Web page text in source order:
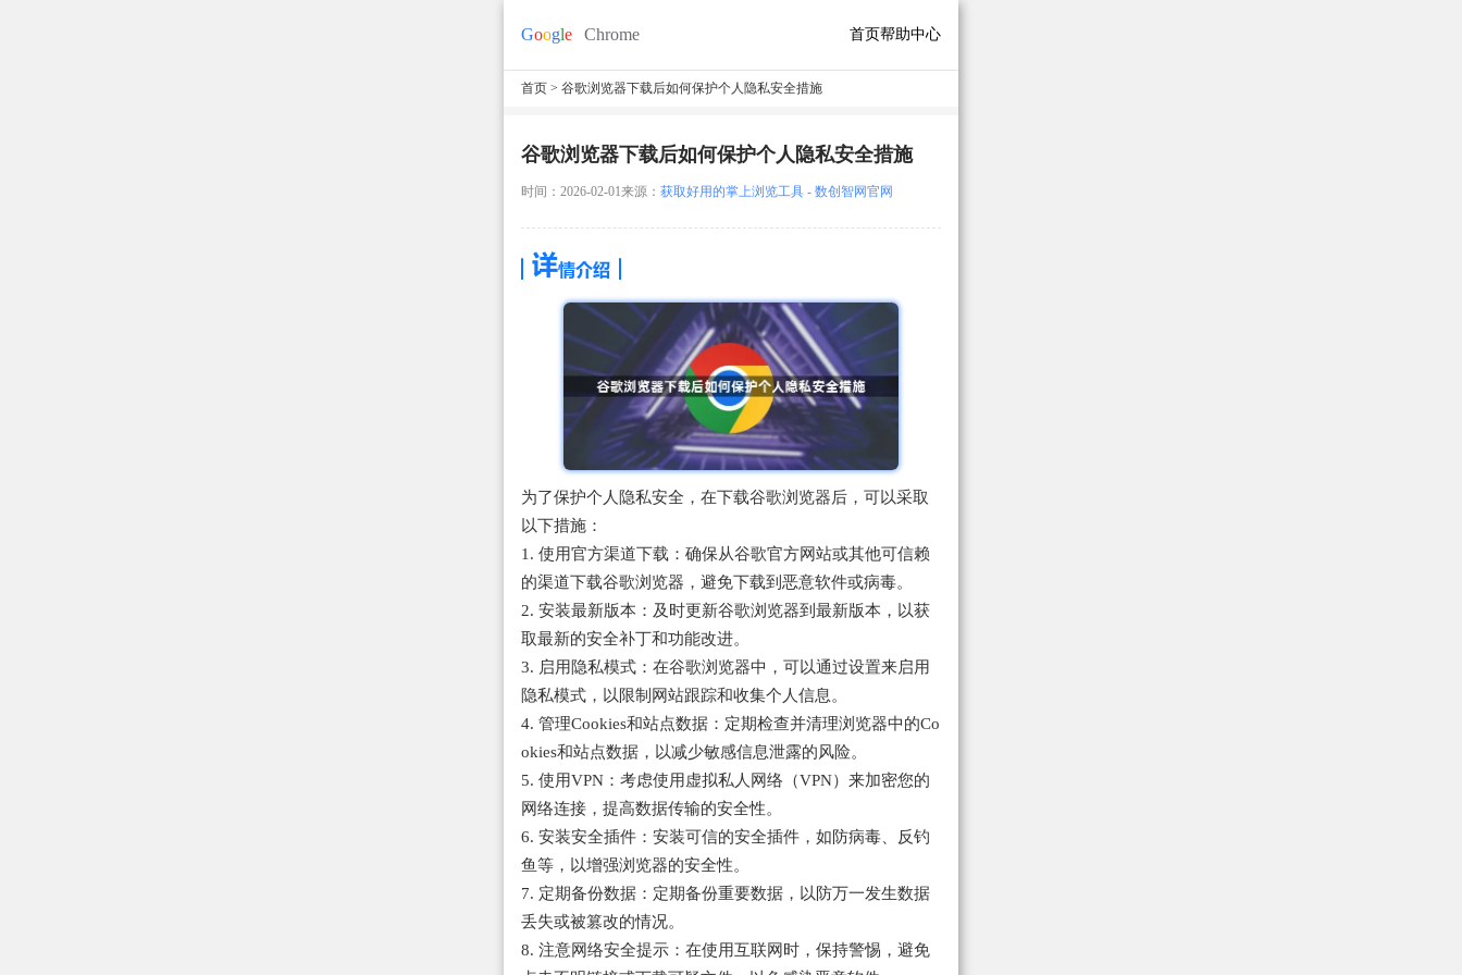
首页帮助中心
首页 > 谷歌浏览器下载后如何保护个人隐私安全措施
谷歌浏览器下载后如何保护个人隐私安全措施
时间：2026-02-01来源： 获取好用的掌上浏览工具 - 数创智网官网
为了保护个人隐私安全，在下载谷歌浏览器后，可以采取
以下措施：
1. 使用官方渠道下载：确保从谷歌官方网站或其他可信赖
的渠道下载谷歌浏览器，避免下载到恶意软件或病毒。
2. 安装最新版本：及时更新谷歌浏览器到最新版本，以获
取最新的安全补丁和功能改进。
3. 启用隐私模式：在谷歌浏览器中，可以通过设置来启用
隐私模式，以限制网站跟踪和收集个人信息。
4. 管理Cookies和站点数据：定期检查并清理浏览器中的Co
okies和站点数据，以减少敏感信息泄露的风险。
5. 使用VPN：考虑使用虚拟私人网络（VPN）来加密您的
网络连接，提高数据传输的安全性。
6. 安装安全插件：安装可信的安全插件，如防病毒、反钓
鱼等，以增强浏览器的安全性。
7. 定期备份数据：定期备份重要数据，以防万一发生数据
丢失或被篡改的情况。
8. 注意网络安全提示：在使用互联网时，保持警惕，避免